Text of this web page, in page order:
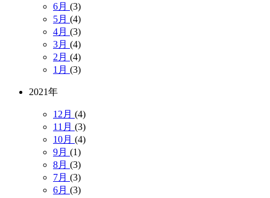
6月 (3)
5月 (4)
4月 (3)
3月 (4)
2月 (4)
1月 (3)
2021年
12月 (4)
11月 (3)
10月 (4)
9月 (1)
8月 (3)
7月 (3)
6月 (3)